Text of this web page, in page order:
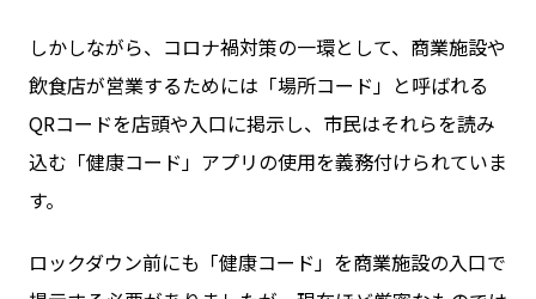
しかしながら、コロナ禍対策の一環として、商業施設や
飲食店が営業するためには「場所コード」と呼ばれる
QRコードを店頭や入口に掲示し、市民はそれらを読み
込む「健康コード」アプリの使用を義務付けられていま
す。
ロックダウン前にも「健康コード」を商業施設の入口で